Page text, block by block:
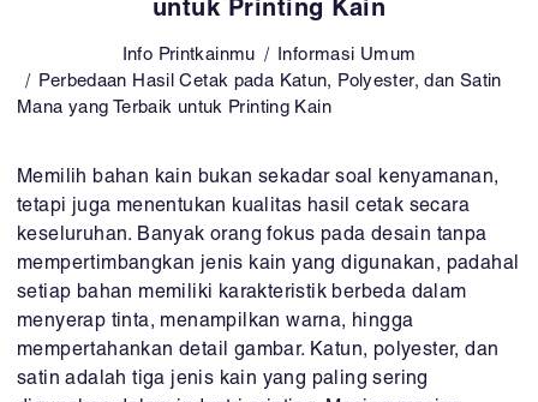
untuk Printing Kain
Info Printkainmu
Informasi Umum
Perbedaan Hasil Cetak pada Katun, Polyester, dan Satin
Mana yang Terbaik untuk Printing Kain
Memilih bahan kain bukan sekadar soal kenyamanan,
tetapi juga menentukan kualitas hasil cetak secara
keseluruhan. Banyak orang fokus pada desain tanpa
mempertimbangkan jenis kain yang digunakan, padahal
setiap bahan memiliki karakteristik berbeda dalam
menyerap tinta, menampilkan warna, hingga
mempertahankan detail gambar. Katun, polyester, dan
satin adalah tiga jenis kain yang paling sering